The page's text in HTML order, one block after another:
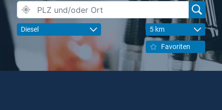
Diesel 5 km
Favoriten